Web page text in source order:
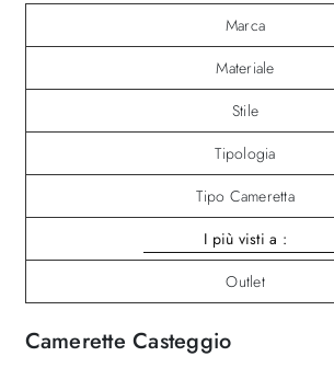
Marca
Materiale
Stile
Tipologia
Tipo Cameretta
I più visti a :
Outlet
Camerette Casteggio